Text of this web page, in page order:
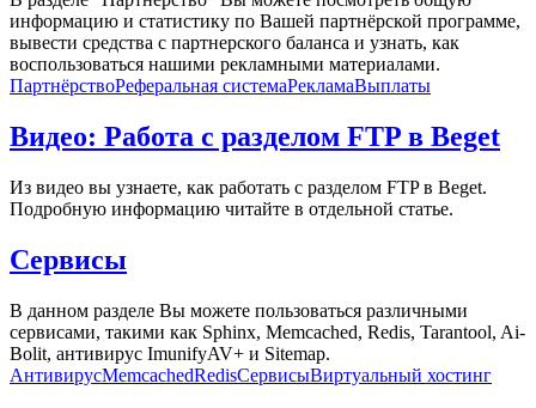
информацию и статистику по Вашей партнёрской программе,
вывести средства с партнерского баланса и узнать, как
воспользоваться нашими рекламными материалами.
ПартнёрствоРеферальная системаРекламаВыплаты
Видео: Работа с разделом FTP в Beget
Из видео вы узнаете, как работать с разделом FTP в Beget.
Подробную информацию читайте в отдельной статье.
Сервисы
В данном разделе Вы можете пользоваться различными
сервисами, такими как Sphinx, Memcached, Redis, Tarantool, Ai-
Bolit, антивирус ImunifyAV+ и Sitemap.
АнтивирусMemcachedRedisСервисыВиртуальный хостинг